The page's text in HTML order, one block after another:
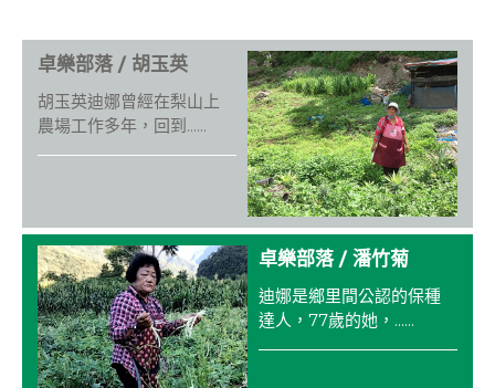
b
o
o
k
卓樂部落 / 胡玉英
胡玉英迪娜曾經在梨山上
農場工作多年，回到......
卓樂部落 / 潘竹菊
迪娜是鄉里間公認的保種
達人，77歲的她，......